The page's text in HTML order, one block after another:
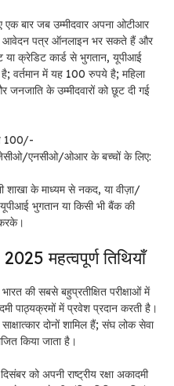
बार जब उम्मीदवार अपना ओटीआर
आवेदन पत्र ऑनलाइन भर सकते हैं और
क्रेडिट कार्ड से भुगतान, यूपीआई
वर्तमान में यह 100 रुपये है; महिला
जनजाति के उम्मीदवारों को छूट दी गई
100/-
जेसीओ/एनसीओ/ओआर के बच्चों के लिए:
शाखा के माध्यम से नकद, या वीज़ा/
भुगतान या किसी भी बैंक की
महत्वपूर्ण तिथियाँ
की सबसे बहुप्रतीक्षित परीक्षाओं में
पाठ्यक्रमों में प्रवेश प्रदान करती है।
दोनों शामिल हैं; संघ लोक सेवा
किया जाता है।
को अपनी राष्ट्रीय रक्षा अकादमी